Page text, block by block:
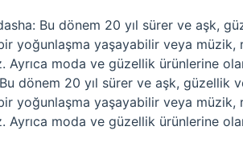
Bu dönem 20 yıl sürer ve aşk,
bir yoğunlaşma yaşayabilir veya
Ayrıca moda ve güzellik ürünlerine
dönem 20 yıl sürer ve aşk, güzellik
bir yoğunlaşma yaşayabilir veya
Ayrıca moda ve güzellik ürünlerine